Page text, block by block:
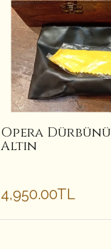
Opera Dürbünü
Altın
4,950.00TL